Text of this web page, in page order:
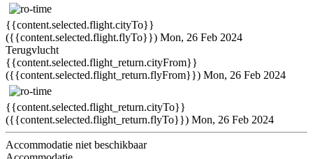
{{content.selected.flight.cityTo}}
({{content.selected.flight.flyTo}}) Mon, 26 Feb 2024
Terugvlucht
{{content.selected.flight_return.cityFrom}}
({{content.selected.flight_return.flyFrom}}) Mon, 26 Feb 2024
{{content.selected.flight_return.cityTo}}
({{content.selected.flight_return.flyTo}}) Mon, 26 Feb 2024
Accommodatie niet beschikbaar